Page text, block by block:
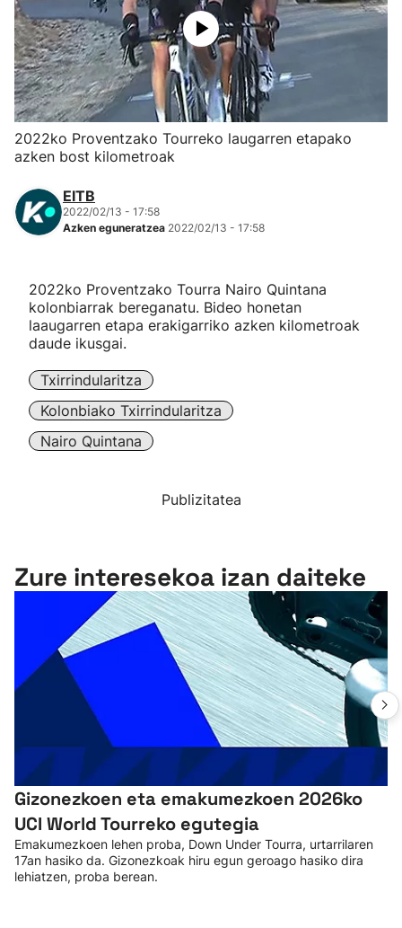
Herri-kirolak
Eskubaloia
Kirolak 360
Mendi-lasterketak
"Helmuga"
2022ko Proventzako Tourreko laugarren etapako
azken bost kilometroak
EITB
2022/02/13 - 17:58
Azken eguneratzea 2022/02/13 - 17:58
2022ko Proventzako Tourra Nairo Quintana
kolonbiarrak bereganatu. Bideo honetan
laaugarren etapa erakigarriko azken kilometroak
daude ikusgai.
Txirrindularitza
Kolonbiako Txirrindularitza
Nairo Quintana
Publizitatea
Zure interesekoa izan daiteke
Gizonezkoen eta emakumezkoen 2026ko
UCI World Tourreko egutegia
Emakumezkoen lehen proba, Down Under Tourra, urtarrilaren
17an hasiko da. Gizonezkoak hiru egun geroago hasiko dira
lehiatzen, proba berean.